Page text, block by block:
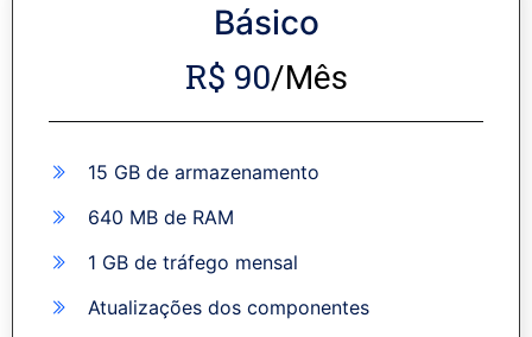
Básico
R$ 90/Mês
15 GB de armazenamento
640 MB de RAM
1 GB de tráfego mensal
Atualizações dos componentes